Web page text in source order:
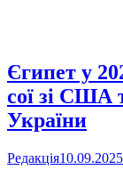
Єгипет у
сої зі США
України
Редакція10.09.2025